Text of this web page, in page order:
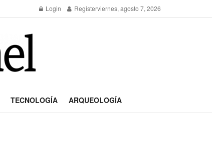
Login Registerviernes, agosto 7, 2026
TECNOLOGÍA ARQUEOLOGÍA